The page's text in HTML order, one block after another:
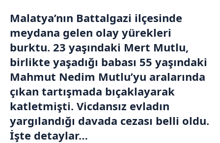
Malatya’nın Battalgazi ilçesinde
meydana gelen olay yürekleri
burktu. 23 yaşındaki Mert Mutlu,
birlikte yaşadığı babası 55 yaşındaki
Mahmut Nedim Mutlu’yu aralarında
çıkan tartışmada bıçaklayarak
katletmişti. Vicdansız evladın
yargılandığı davada cezası belli oldu.
İşte detaylar…